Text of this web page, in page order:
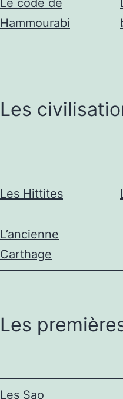
Le code de
Hammourabi
Les
Les Hittites
L’ancienne
Carthage
Les
Les Sao